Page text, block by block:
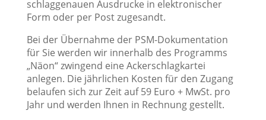
schlaggenauen Ausdrucke in elektronischer
Form oder per Post zugesandt.
Bei der Übernahme der PSM-Dokumentation
für Sie werden wir innerhalb des Programms
„Näon“ zwingend eine Ackerschlagkartei
anlegen. Die jährlichen Kosten für den Zugang
belaufen sich zur Zeit auf 59 Euro + MwSt. pro
Jahr und werden Ihnen in Rechnung gestellt.